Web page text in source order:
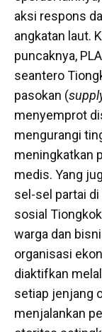
aksi respons
angkatan laut.
puncaknya,
seantero
pasokan (
menyemprot
mengurangi
meningkatkan
medis. Yang
sel-sel partai
sosial
warga dan
organisasi
diaktifkan
setiap jenjang
menjalankan